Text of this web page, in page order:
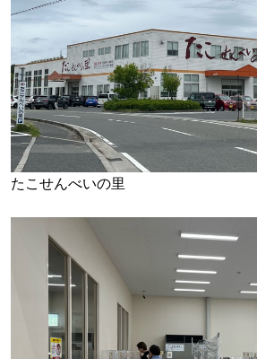
たこせんべいの里